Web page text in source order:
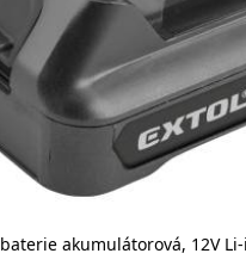
baterie akumulátorová, 12V